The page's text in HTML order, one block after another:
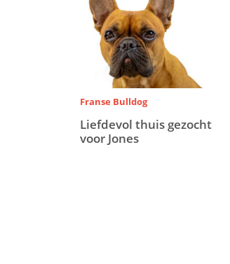
Franse Bulldog
Liefdevol thuis gezocht
voor Jones